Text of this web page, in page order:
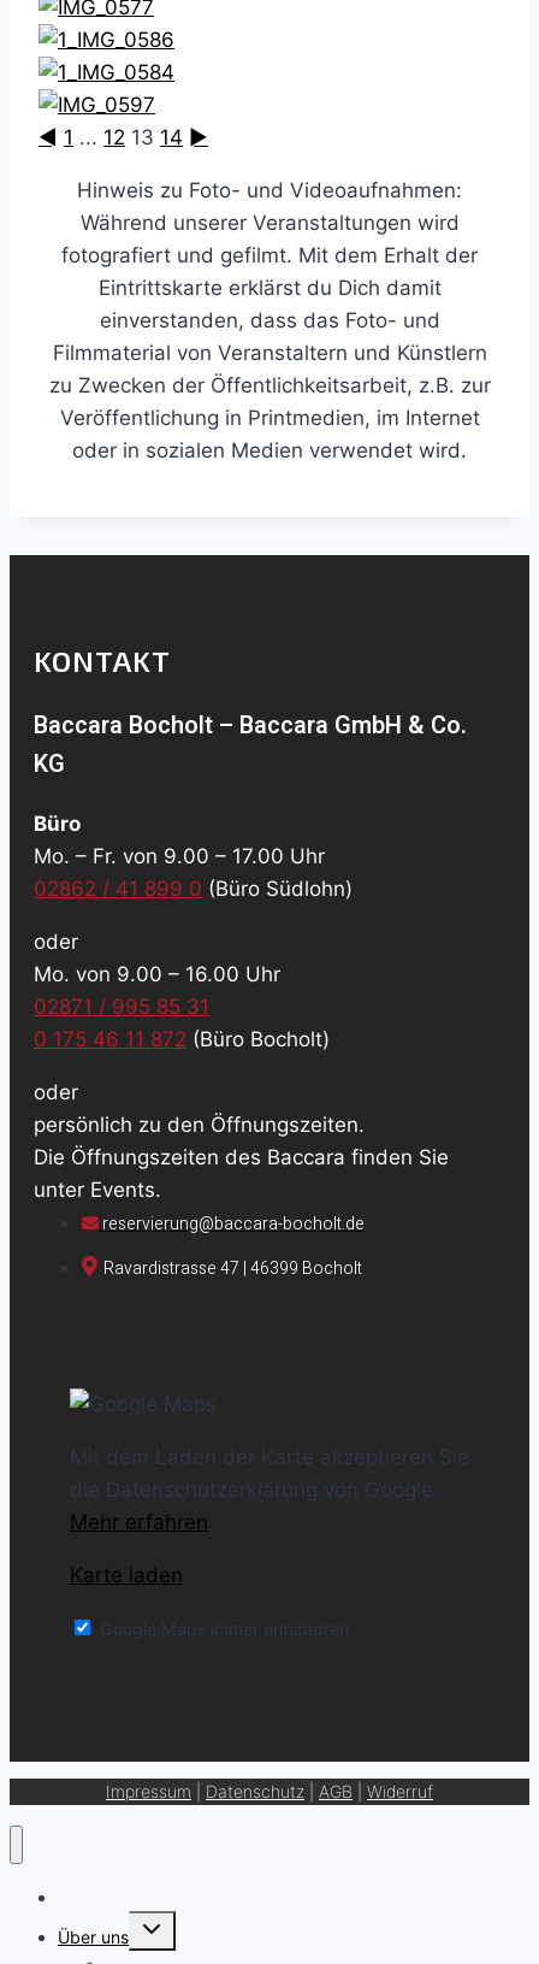
◄ 1 ... 12 13 14 ►
Hinweis zu Foto- und Videoaufnahmen:
Während unserer Veranstaltungen wird
fotografiert und gefilmt. Mit dem Erhalt der
Eintrittskarte erklärst du Dich damit
einverstanden, dass das Foto- und
Filmmaterial von Veranstaltern und Künstlern
zu Zwecken der Öffentlichkeitsarbeit, z.B. zur
Veröffentlichung in Printmedien, im Internet
oder in sozialen Medien verwendet wird.
KONTAKT
Baccara Bocholt – Baccara GmbH & Co.
KG
Büro
Mo. – Fr. von 9.00 – 17.00 Uhr
02862 / 41 899 0 (Büro Südlohn)
oder
Mo. von 9.00 – 16.00 Uhr
02871 / 995 85 31
0 175 46 11 872 (Büro Bocholt)
oder
persönlich zu den Öffnungszeiten.
Die Öffnungszeiten des Baccara finden Sie
unter Events.
reservierung@baccara-bocholt.de
Ravardistrasse 47 | 46399 Bocholt
Mit dem Laden der Karte akzeptieren Sie
die Datenschutzerklärung von Google.
Mehr erfahren
Karte laden
Google Maps immer entsperren
Impressum Datenschutz AGB Widerruf
Über uns
Untermenü